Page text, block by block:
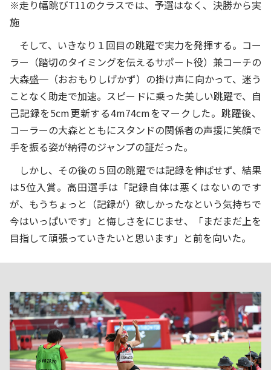
※走り幅跳びT11のクラスでは、予選はなく、決勝から実
施
そして、いきなり１回目の跳躍で実力を発揮する。コー
ラー（踏切のタイミングを伝えるサポート役）兼コーチの
大森盛一（おおもりしげかず）の掛け声に向かって、迷う
ことなく助走で加速。スピードに乗った美しい跳躍で、自
己記録を5cm更新する4m74cmをマークした。跳躍後、
コーラーの大森とともにスタンドの関係者の声援に笑顔で
手を振る姿が納得のジャンプの証だった。
しかし、その後の５回の跳躍では記録を伸ばせず、結果
は5位入賞。高田選手は「記録自体は悪くはないのです
が、もうちょっと（記録が）欲しかったなという気持ちで
今はいっぱいです」と悔しさをにじませ、「まだまだ上を
目指して頑張っていきたいと思います」と前を向いた。